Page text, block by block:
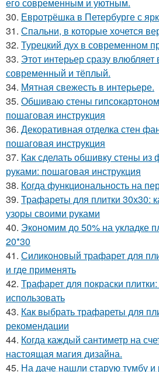
30. Евротрёшка в Петербурге с
31. Спальни, в которые хочется
32. Турецкий дух в современном
33. Этот интерьер сразу
современный и тёплый.
34. Мятная свежесть в интерьере.
35. Обшиваю стены
пошаговая инструкция
36. Декоративная отделка стен
пошаговая инструкция
37. Как сделать обшивку стены
руками: пошаговая инструкция
38. Когда функциональность на
39. Трафареты для плитки 30х30:
узоры своими руками
40. Экономим до 50% на укладке
20*30
41. Силиконовый трафарет для
и где применять
42. Трафарет для покраски
использовать
43. Как выбрать трафареты для
рекомендации
44. Когда каждый сантиметр на
настоящая магия дизайна.
45. На даче нашли старую тумбу